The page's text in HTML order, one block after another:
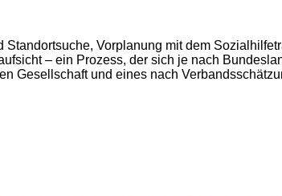
Vorplanung mit dem
– ein Prozess, der sich je nach
Gesellschaft und eines nach